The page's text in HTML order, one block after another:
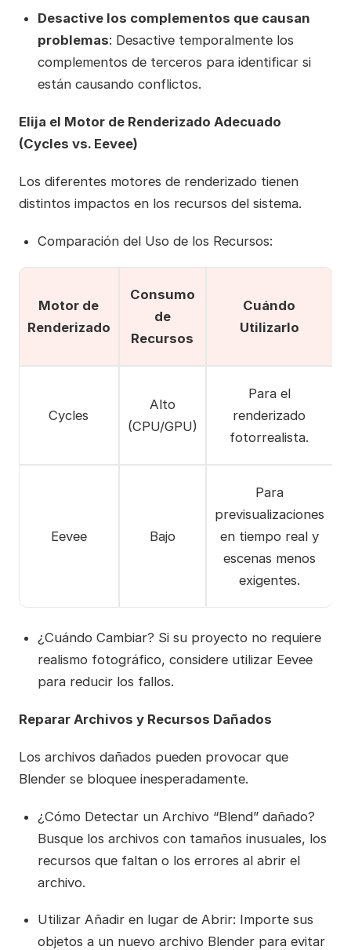
Desactive los complementos que causan
problemas: Desactive temporalmente los
complementos de terceros para identificar si
están causando conflictos.
Elija el Motor de Renderizado Adecuado
(Cycles vs. Eevee)
Los diferentes motores de renderizado tienen
distintos impactos en los recursos del sistema.
Comparación del Uso de los Recursos:
Motor de
Renderizado
Consumo
de
Recursos
Cuándo
Utilizarlo
Cycles
Alto
(CPU/GPU)
Para el
renderizado
fotorrealista.
Eevee Bajo
Para
previsualizaciones
en tiempo real y
escenas menos
exigentes.
¿Cuándo Cambiar? Si su proyecto no requiere
realismo fotográfico, considere utilizar Eevee
para reducir los fallos.
Reparar Archivos y Recursos Dañados
Los archivos dañados pueden provocar que
Blender se bloquee inesperadamente.
¿Cómo Detectar un Archivo “Blend” dañado?
Busque los archivos con tamaños inusuales, los
recursos que faltan o los errores al abrir el
archivo.
Utilizar Añadir en lugar de Abrir: Importe sus
objetos a un nuevo archivo Blender para evitar